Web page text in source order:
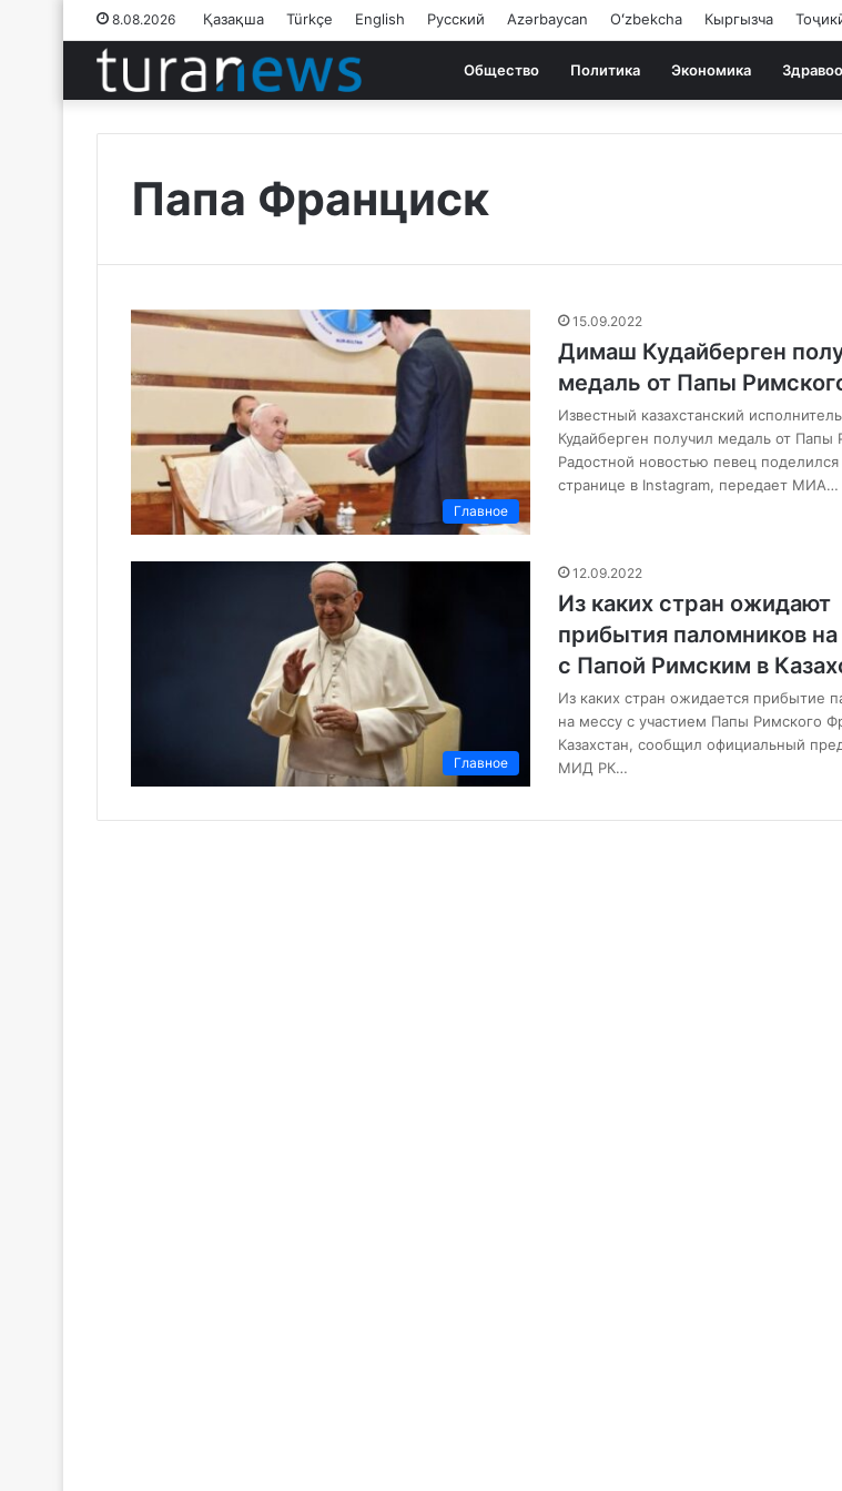
8.08.2026 Қазақша Türkçe English Русский Azərbaycan Oʻzbekcha Кыргызча
Общество Политика Экономика
Папа Франциск
Главное
15.09.2022
Димаш Кудайберген
медаль от Папы
Известный казахстанский
Кудайберген получил медаль от Папы
Радостной новостью певец поделился
странице в Instagram, передает МИА…
Главное
12.09.2022
Из каких стран ожидают
прибытия паломников
с Папой Римским в
Из каких стран ожидается прибытие
на мессу с участием Папы Римского
Казахстан, сообщил официальный
МИД РК…